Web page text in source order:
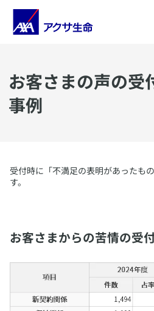
お客さまの声の受
事例
受付時に「不満足の表明があったも
す。
お客さまからの苦情の受